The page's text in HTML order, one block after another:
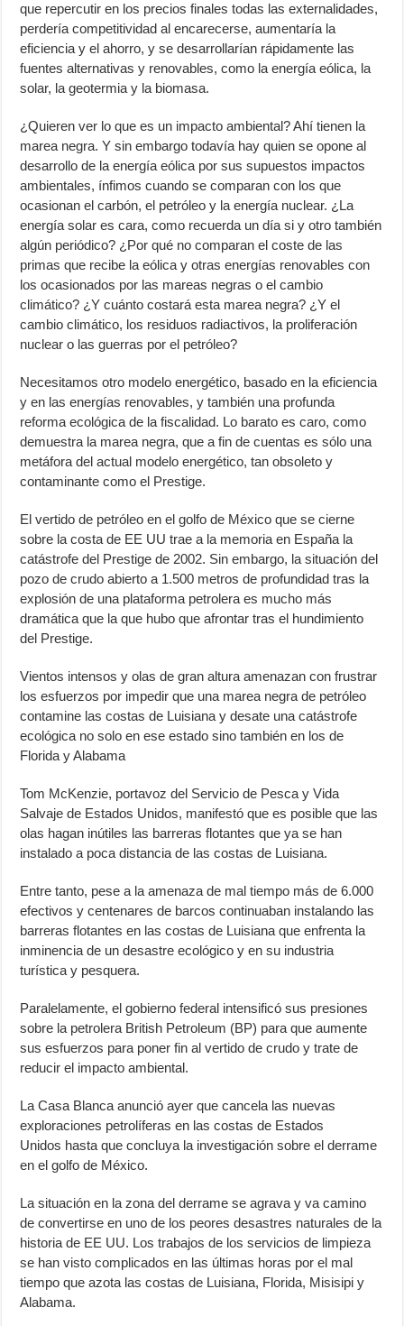
que repercutir en los precios finales todas las externalidades,
perdería competitividad al encarecerse, aumentaría la
eficiencia y el ahorro, y se desarrollarían rápidamente las
fuentes alternativas y renovables, como la energía eólica, la
solar, la geotermia y la biomasa.
¿Quieren ver lo que es un impacto ambiental? Ahí tienen la
marea negra. Y sin embargo todavía hay quien se opone al
desarrollo de la energía eólica por sus supuestos impactos
ambientales, ínfimos cuando se comparan con los que
ocasionan el carbón, el petróleo y la energía nuclear. ¿La
energía solar es cara, como recuerda un día si y otro también
algún periódico? ¿Por qué no comparan el coste de las
primas que recibe la eólica y otras energías renovables con
los ocasionados por las mareas negras o el cambio
climático? ¿Y cuánto costará esta marea negra? ¿Y el
cambio climático, los residuos radiactivos, la proliferación
nuclear o las guerras por el petróleo?
Necesitamos otro modelo energético, basado en la eficiencia
y en las energías renovables, y también una profunda
reforma ecológica de la fiscalidad. Lo barato es caro, como
demuestra la marea negra, que a fin de cuentas es sólo una
metáfora del actual modelo energético, tan obsoleto y
contaminante como el Prestige.
El vertido de petróleo en el golfo de México que se cierne
sobre la costa de EE UU trae a la memoria en España la
catástrofe del Prestige de 2002. Sin embargo, la situación del
pozo de crudo abierto a 1.500 metros de profundidad tras la
explosión de una plataforma petrolera es mucho más
dramática que la que hubo que afrontar tras el hundimiento
del Prestige.
Vientos intensos y olas de gran altura amenazan con frustrar
los esfuerzos por impedir que una marea negra de petróleo
contamine las costas de Luisiana y desate una catástrofe
ecológica no solo en ese estado sino también en los de
Florida y Alabama
Tom McKenzie, portavoz del Servicio de Pesca y Vida
Salvaje de Estados Unidos, manifestó que es posible que las
olas hagan inútiles las barreras flotantes que ya se han
instalado a poca distancia de las costas de Luisiana.
Entre tanto, pese a la amenaza de mal tiempo más de 6.000
efectivos y centenares de barcos continuaban instalando las
barreras flotantes en las costas de Luisiana que enfrenta la
inminencia de un desastre ecológico y en su industria
turística y pesquera.
Paralelamente, el gobierno federal intensificó sus presiones
sobre la petrolera British Petroleum (BP) para que aumente
sus esfuerzos para poner fin al vertido de crudo y trate de
reducir el impacto ambiental.
La Casa Blanca anunció ayer que cancela las nuevas
exploraciones petrolíferas en las costas de Estados
Unidos hasta que concluya la investigación sobre el derrame
en el golfo de México.
La situación en la zona del derrame se agrava y va camino
de convertirse en uno de los peores desastres naturales de la
historia de EE UU. Los trabajos de los servicios de limpieza
se han visto complicados en las últimas horas por el mal
tiempo que azota las costas de Luisiana, Florida, Misisipi y
Alabama.